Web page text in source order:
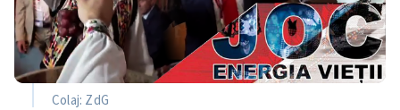
Colaj: ZdG